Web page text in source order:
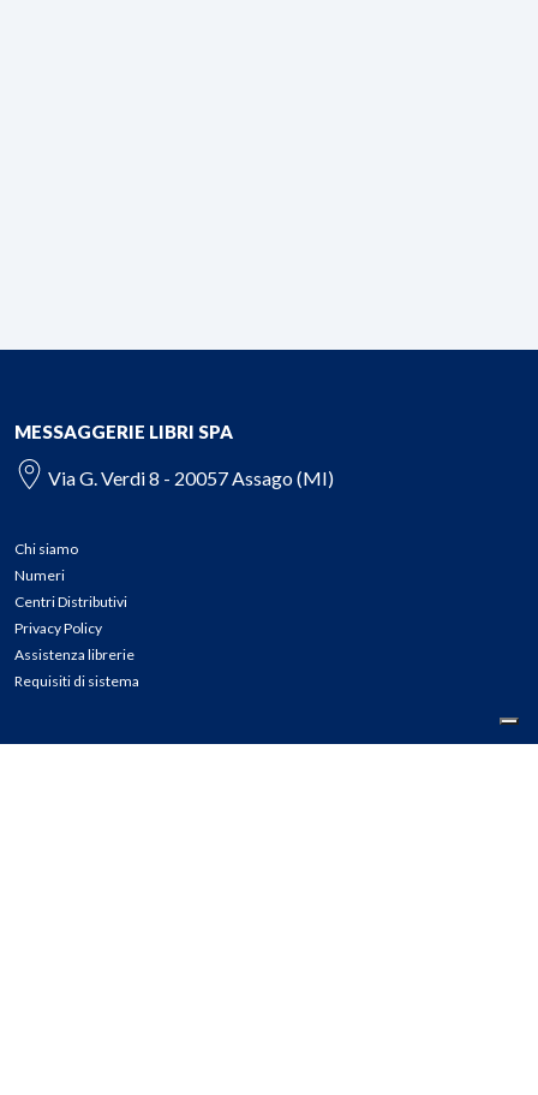
MESSAGGERIE LIBRI SPA
Via G. Verdi 8 - 20057 Assago (MI)
Chi siamo
Numeri
Centri Distributivi
Privacy Policy
Assistenza librerie
Requisiti di sistema
CONTATTI